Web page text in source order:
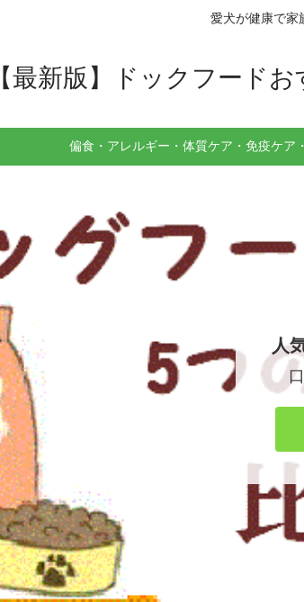
愛犬が健康で家
【最新版】ドックフード
偏食・アレルギー・体質ケア・免疫ケ
人